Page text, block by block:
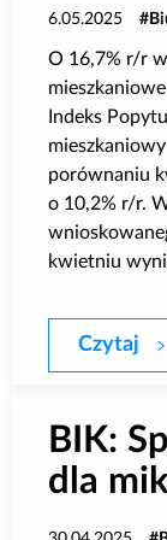
6.05.2025
O 16,7% r/r
Indeks
porównaniu
o 10,2% r/r.
kwietniu
Czytaj
BIK:
dla